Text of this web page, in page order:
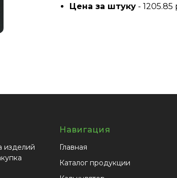
Цена за штуку - 1205.85
изделий
Навигация
Главная
Каталог продукции